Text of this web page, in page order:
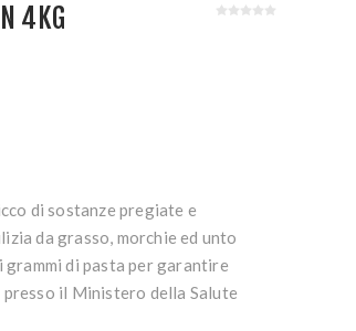
4KG
di sostanze pregiate e
da grasso, morchie ed unto
di pasta per garantire
il Ministero della Salute